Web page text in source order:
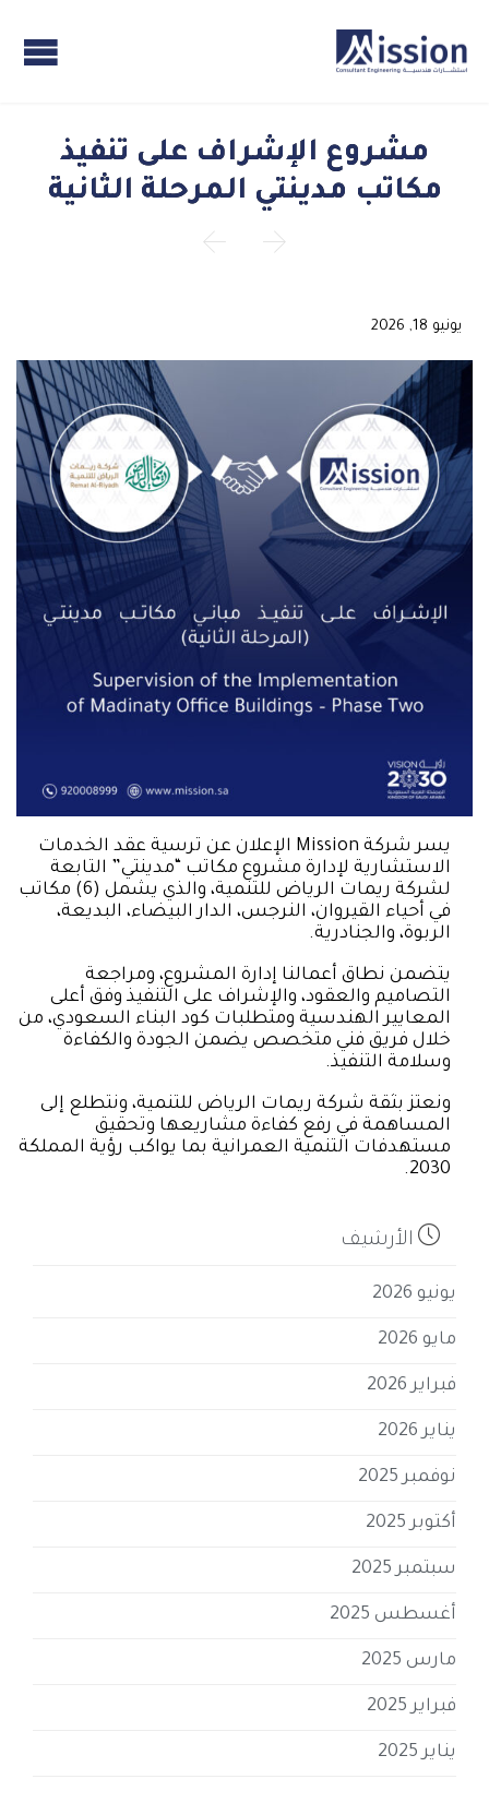
مشروع الإشراف على تنفيذ
مكاتب مدينتي المرحلة الثانية


يونيو 18, 2026
يسر شركة Mission الإعلان عن ترسية عقد الخدمات
الاستشارية لإدارة مشروع مكاتب “مدينتي” التابعة
لشركة ريمات الرياض للتنمية، والذي يشمل (6) مكاتب
في أحياء القيروان، النرجس، الدار البيضاء، البديعة،
الربوة، والجنادرية.
يتضمن نطاق أعمالنا إدارة المشروع، ومراجعة
التصاميم والعقود، والإشراف على التنفيذ وفق أعلى
المعايير الهندسية ومتطلبات كود البناء السعودي، من
خلال فريق فني متخصص يضمن الجودة والكفاءة
وسلامة التنفيذ.
ونعتز بثقة شركة ريمات الرياض للتنمية، ونتطلع إلى
المساهمة في رفع كفاءة مشاريعها وتحقيق
مستهدفات التنمية العمرانية بما يواكب رؤية المملكة
2030.
 الأرشيف
يونيو 2026
مايو 2026
فبراير 2026
يناير 2026
نوفمبر 2025
أكتوبر 2025
سبتمبر 2025
أغسطس 2025
مارس 2025
فبراير 2025
يناير 2025